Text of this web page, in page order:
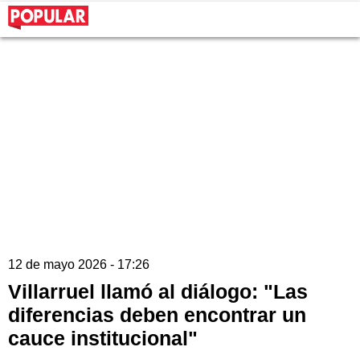
12 de mayo 2026 - 17:26
Villarruel llamó al diálogo: "Las
diferencias deben encontrar un
cauce institucional"